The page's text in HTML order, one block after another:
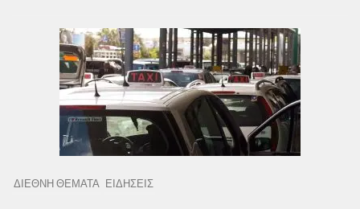
ΔΙΕΘΝΗ ΘΕΜΑΤΑ ΕΙΔΗΣΕΙΣ